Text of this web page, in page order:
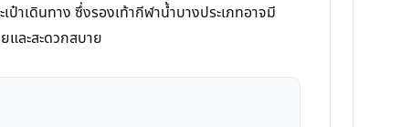
าเดินทาง ซึ่งรองเท้ากีฬาน้ำบางประเภทอาจมี
และสะดวกสบาย